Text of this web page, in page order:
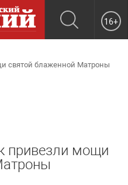
16+
святой блаженной Матроны
привезли мощи